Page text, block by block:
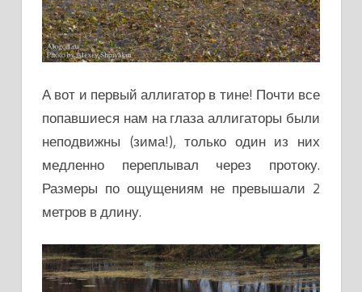
А вот и первый аллигатор в тине! Почти все
попавшиеся нам на глаза аллигаторы были
неподвижны (зима!), только один из них
медленно переплывал через протоку.
Размеры по ощущениям не превышали 2
метров в длину.